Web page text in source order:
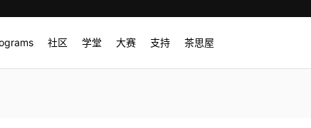
社区 学堂 大赛 支持 茶思屋